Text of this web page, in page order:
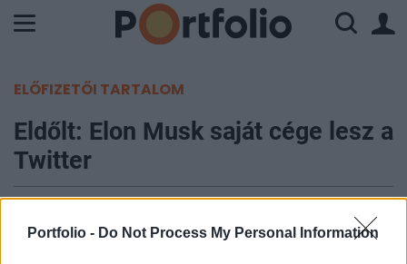
Portfolio - Do Not Process My Personal Information
ELŐFIZETŐI TARTALOM
Eldőlt: Elon Musk saját cége lesz a
Twitter
2022. április 25. 21:19